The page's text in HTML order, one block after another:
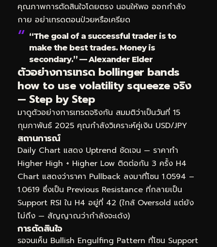
คุณภาพการตัดสินใจโดยตรง นอนให้พอ ออกกำลัง
กาย อย่าเทรดตอนป่วยหรือเครียด
“The goal of a successful trader is to
make the best trades. Money is
secondary.” — Alexander Elder
ตัวอย่างการเทรด bollinger bands
how to use volatility squeeze จริง
— Step by Step
มาดูตัวอย่างการเทรดจริงกัน สมมติว่าเป็นวันที่ 15
กุมภาพันธ์ 2025 คุณกำลังวิเคราะห์คู่เงิน USD/JPY
สถานการณ์
Daily Chart แสดง Uptrend ชัดเจน — ราคาทำ
Higher High + Higher Low ติดต่อกัน 3 ครั้ง H4
Chart แสดงว่าราคา Pullback ลงมาที่โซน 1.0594 –
1.0619 ซึ่งเป็น Previous Resistance ที่กลายเป็น
Support RSI ใน H4 อยู่ที่ 42 (ใกล้ Oversold แต่ยัง
ไม่ถึง — สัญญาณว่ากำลังจะเด้ง)
การตัดสินใจ
รอจนเห็น Bullish Engulfing Pattern ที่โซน Support